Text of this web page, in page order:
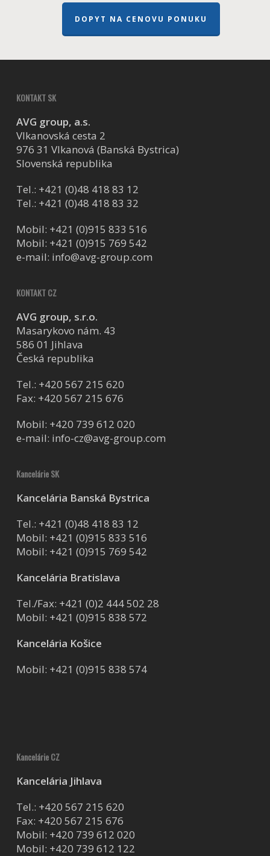
DOPYT NA CENOVU PONUKU
KONTAKT SK
AVG group, a.s.
Vlkanovská cesta 2
976 31 Vlkanová (Banská Bystrica)
Slovenská republika
Tel.: +421 (0)48 418 83 12
Tel.: +421 (0)48 418 83 32
Mobil: +421 (0)915 833 516
Mobil: +421 (0)915 769 542
e-mail: info@avg-group.com
KONTAKT CZ
AVG group, s.r.o.
Masarykovo nám. 43
586 01 Jihlava
Česká republika
Tel.: +420 567 215 620
Fax: +420 567 215 676
Mobil: +420 739 612 020
e-mail: info-cz@avg-group.com
Kancelárie SK
Kancelária Banská Bystrica
Tel.: +421 (0)48 418 83 12
Mobil: +421 (0)915 833 516
Mobil: +421 (0)915 769 542
Kancelária Bratislava
Tel./Fax: +421 (0)2 444 502 28
Mobil: +421 (0)915 838 572
Kancelária Košice
Mobil: +421 (0)915 838 574
Kancelárie CZ
Kancelária Jihlava
Tel.: +420 567 215 620
Fax: +420 567 215 676
Mobil: +420 739 612 020
Mobil: +420 739 612 122